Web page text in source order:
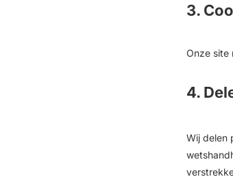
3.
Onze site
4.
Wij delen